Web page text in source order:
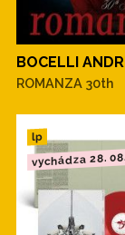
BOCELLI
ROMANZA 30th
lp
vychádza 28.